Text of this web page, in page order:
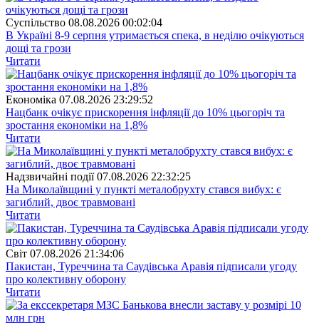
Суспiльство 08.08.2026 00:02:04
В Україні 8-9 серпня утримається спека, в неділю очікуються
дощі та грози
Читати
Економіка 07.08.2026 23:29:52
Нацбанк очікує прискорення інфляції до 10% цьогоріч та
зростання економіки на 1,8%
Читати
Надзвичайні події 07.08.2026 22:32:25
На Миколаївщині у пункті металобрухту стався вибух: є
загиблий, двоє травмовані
Читати
Свiт 07.08.2026 21:34:06
Пакистан, Туреччина та Саудівська Аравія підписали угоду
про колективну оборону
Читати